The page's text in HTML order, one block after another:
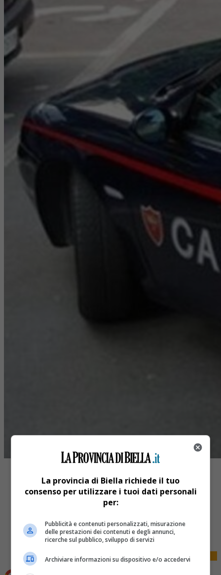
Tweet
La provincia di Biella richiede il tuo
consenso per utilizzare i tuoi dati personali
per:
Pubblicità e contenuti personalizzati, misurazione
delle prestazioni dei contenuti e degli annunci,
ricerche sul pubblico, sviluppo di servizi
Archiviare informazioni su dispositivo e/o accedervi